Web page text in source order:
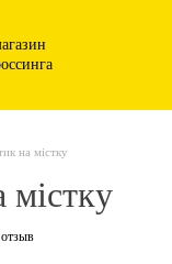
на містку
містку